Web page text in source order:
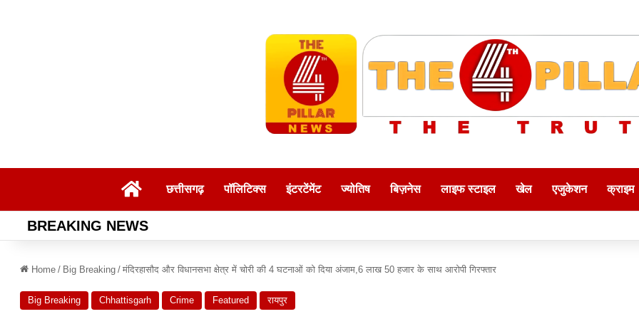
Homeछत्तीसगढ़ पॉलिटिक्स इंटरटेंमेंट ज्योतिष बिज़नेस लाइफ स्टाइल खेल एजुकेशन क्राइम
BREAKING NEWS
Home / Big Breaking / मंदिरहासौद और विधानसभा क्षेत्र में चोरी की 4 घटनाओं को दिया अंजाम,6 लाख 50 हजार के साथ आरोपी गिरफ्तार
Big Breaking Chhattisgarh Crime Featured रायपुर